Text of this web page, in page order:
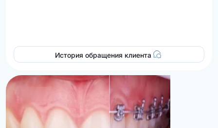
История обращения клиента